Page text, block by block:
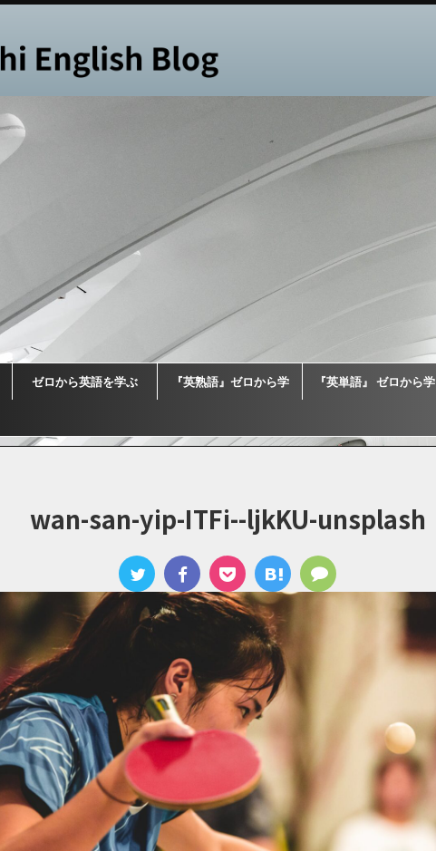
ゼロから英語を学ぶ 『英熟語』ゼロから学 『英単語』 ゼロから学
wan-san-yip-ITFi--ljkKU-unsplash